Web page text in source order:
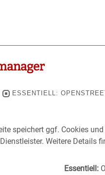
ESSENTIELL:
speichert ggf. Cookies
Dienstleister. Weitere Details
Essentiell: